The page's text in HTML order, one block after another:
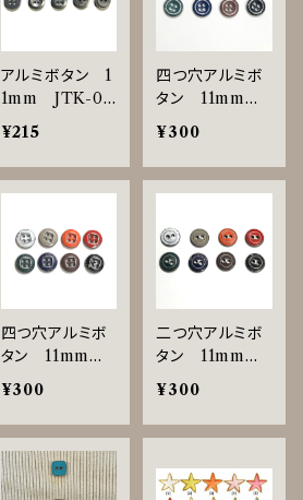
アルミボタン 1
1mm JTK-00
25～0029
¥215
四つ穴アルミボ
タン 11mm J
TK-0026 在
庫限り終了
¥300
四つ穴アルミボ
タン 11mm J
TK-0028
¥300
二つ穴アルミボ
タン 11mm J
TK-0029
¥300